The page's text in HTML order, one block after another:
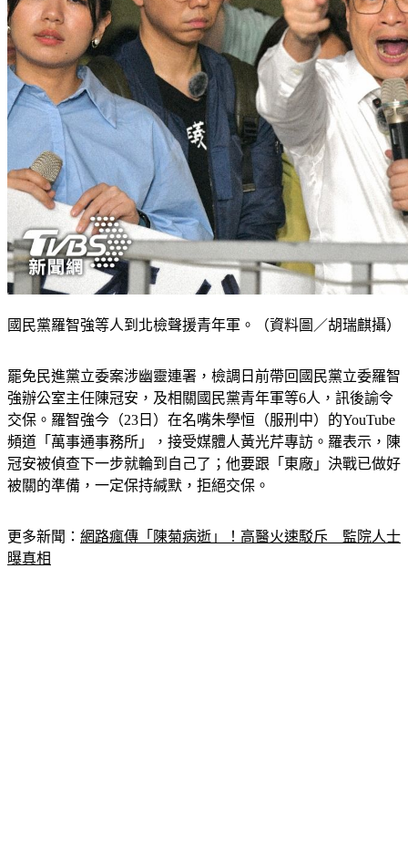
國民黨羅智強等人到北檢聲援青年軍。（資料圖／胡瑞麒攝）
罷免民進黨立委案涉幽靈連署，檢調日前帶回國民黨立委羅智
強辦公室主任陳冠安，及相關國民黨青年軍等6人，訊後諭令
交保。羅智強今（23日）在名嘴朱學恒（服刑中）的YouTube
頻道「萬事通事務所」，接受媒體人黃光芹專訪。羅表示，陳
冠安被偵查下一步就輪到自己了；他要跟「東廠」決戰已做好
被關的準備，一定保持緘默，拒絕交保。
更多新聞： 網路瘋傳「陳菊病逝」！高醫火速駁斥　監院人士
曝真相